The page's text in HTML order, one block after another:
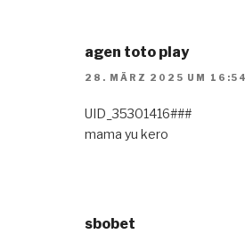
agen toto play
28. MÄRZ 2025 UM 16:54
UID_35301416###
mama yu kero
sbobet